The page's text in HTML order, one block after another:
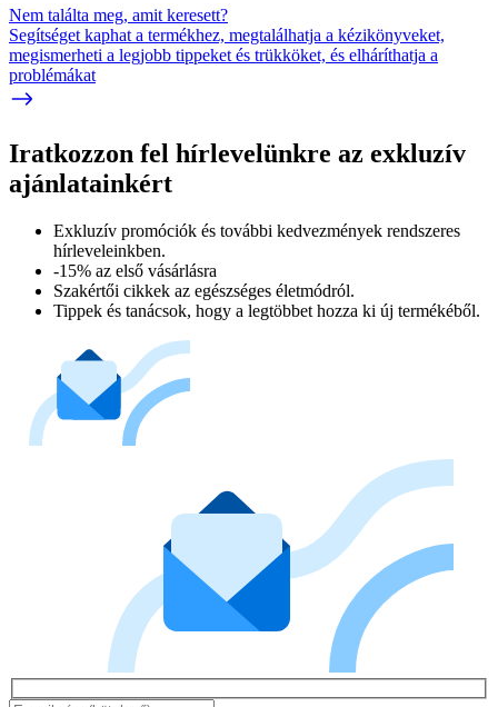
Nem találta meg, amit keresett?
Segítséget kaphat a termékhez, megtalálhatja a kézikönyveket,
megismerheti a legjobb tippeket és trükköket, és elháríthatja a
problémákat
Iratkozzon fel hírlevelünkre az exkluzív
ajánlatainkért​
Exkluzív promóciók és további kedvezmények rendszeres
hírleveleinkben.
-15% az első vásárlásra
Szakértői cikkek az egészséges életmódról.
Tippek és tanácsok, hogy a legtöbbet hozza ki új termékéből.